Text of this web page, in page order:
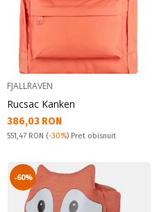
FJALLRAVEN
Rucsac Kanken
Текуща цена:
386,03 RON
Pret obisnuit:
551,47 RON (-30%) Pret obisnuit
-60%